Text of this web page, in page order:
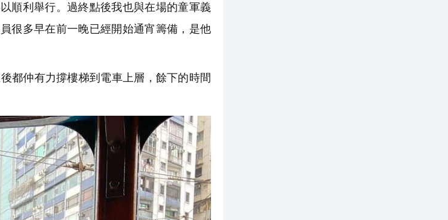
順利舉行。過終點後我也與在場的童軍義
很多早在前一晚已經開始通宵籌備，是他
都仲有力撐樓梯到電車上層，餘下的時間